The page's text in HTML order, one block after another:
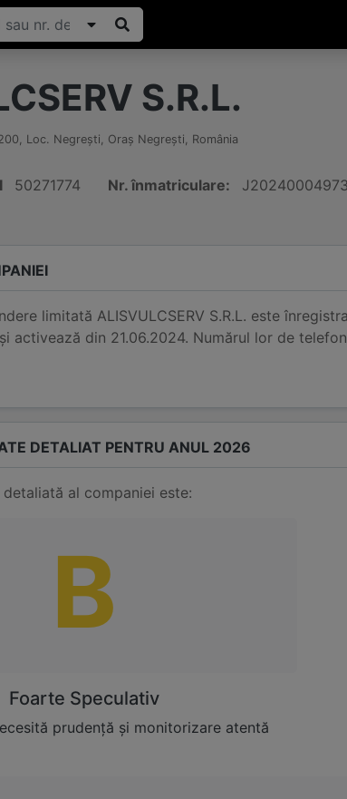
S.R.L.
, Loc. Negreşti, Oraş Negreşti, România
50271774 Nr. înmatriculare:
limitată ALISVULCSERV S.R.L. este
activează din 21.06.2024. Numărul lor de
DETALIAT PENTRU ANUL 2026
al companiei este:
B
Foarte Speculativ
prudență și monitorizare atentă